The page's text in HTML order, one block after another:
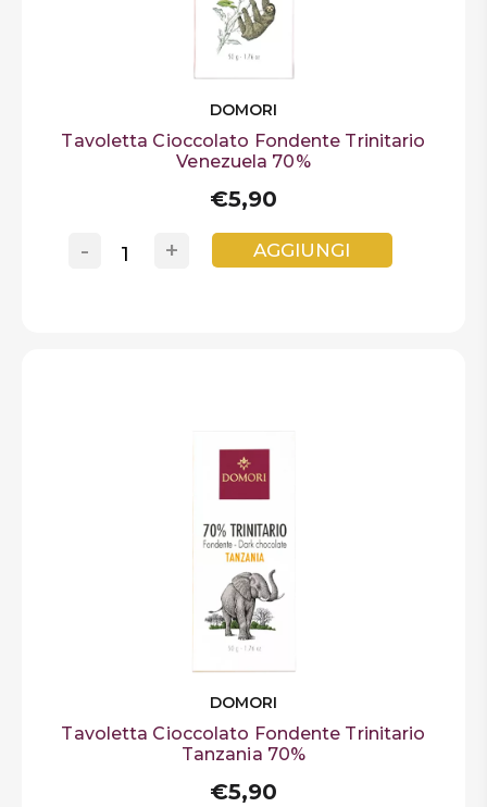
DOMORI
Tavoletta Cioccolato Fondente Trinitario
Venezuela 70%
€5,90
+
- AGGIUNGI
DOMORI
Tavoletta Cioccolato Fondente Trinitario
Tanzania 70%
€5,90